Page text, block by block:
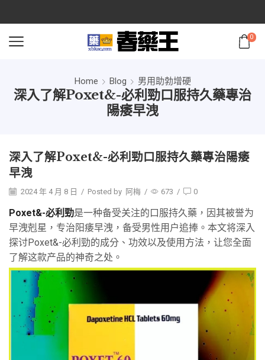
0
Home Blog 男用助勃增硬
深入了解Poxet&-必利勁口服持久藥專治
陽痿早洩
深入了解Poxet&-必利勁口服持久藥專治陽痿
早洩
2024 年 4 月 8 日 / Posted by 阿梅 / 673 / 0
Poxet&-必利勁是一种备受关注的口服持久藥，因其被誉为
早洩剋星，专治阳痿早洩，备受男性用户追捧。本文将深入
探讨Poxet&-必利勁的成分、功效以及使用方法，让您全面
了解这款产品的神奇之处。